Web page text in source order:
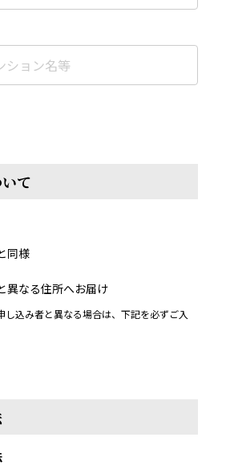
て
同様
異なる住所へお届け
込み者と異なる場合は、下記を必ずご入